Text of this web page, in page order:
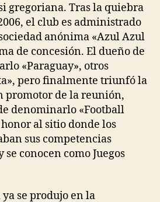
gregoriana. Tras la quiebra
el club es administrado
anónima «Azul Azul
de concesión. El dueño de
«Paraguay», otros
pero finalmente triunfó la
promotor de la reunión,
denominarlo «Football
al sitio donde los
sus competencias
conocen como Juegos
se produjo en la